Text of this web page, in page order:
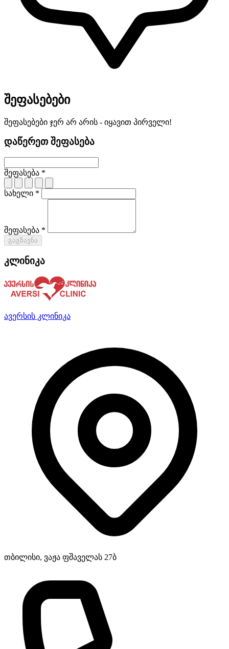
შეფასებები
შეფასებები ჯერ არ არის - იყავით პირველი!
დაწერეთ შეფასება
შეფასება *
სახელი *
შეფასება *
გაგზავნა
კლინიკა
ავერსის კლინიკა
თბილისი, ვაჟა ფშაველას 27ბ